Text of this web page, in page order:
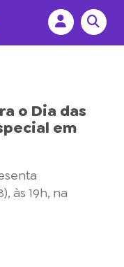
o Dia das
em
às 19h, na